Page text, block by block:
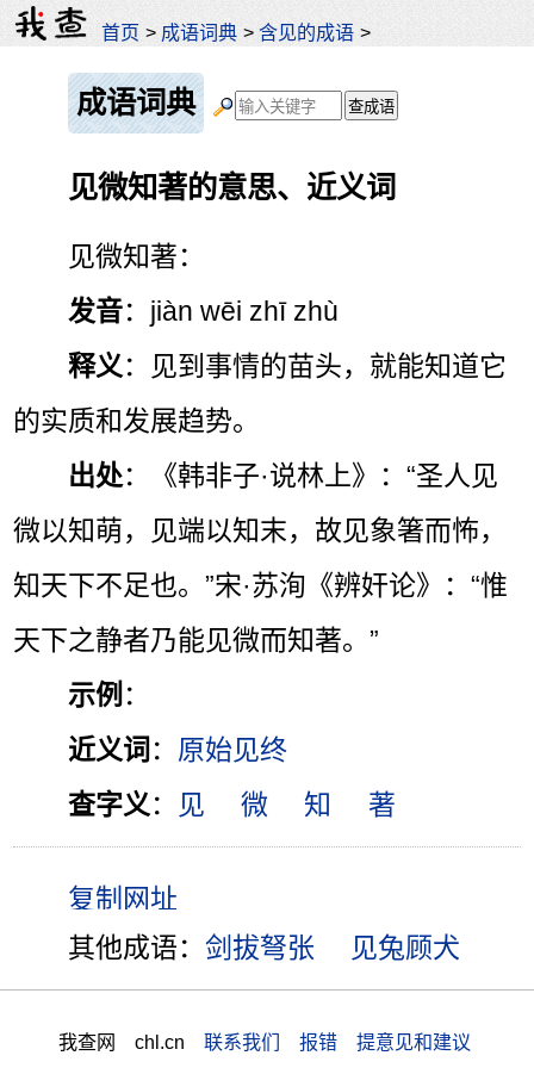
首页 > 成语词典 >含见的成语 >
成语词典
见微知著的意思、近义词
见微知著：
发音：jiàn wēi zhī zhù
释义 ：见到事情的苗头，就能知道它
的实质和发展趋势。
出处：《韩非子·说林上》：“圣人见
微以知萌，见端以知末，故见象箸而怖，
知天下不足也。”宋·苏洵《辨奸论》：“惟
天下之静者乃能见微而知著。”
示例 ：
近义词 ： 原始见终
查字义 ： 见 微 知 著
其他成语：剑拔弩张 见兔顾犬
我查网 chl.cn 联系我们 报错 提意见和建议